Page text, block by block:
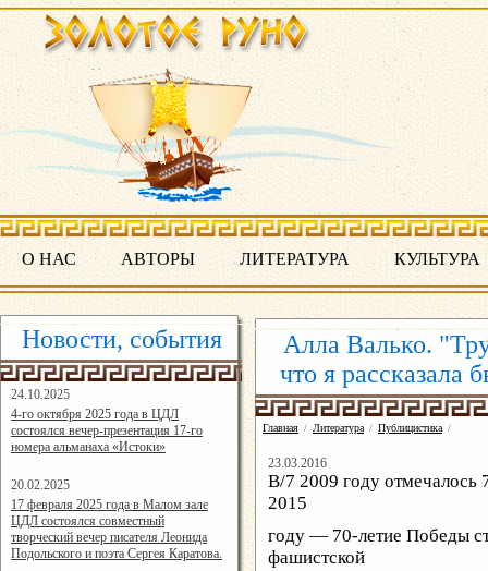
О НАС АВТОРЫ ЛИТЕРАТУРА КУЛЬТУРА
Новости, события
24.10.2025
16:19:07
4-го октября 2025 года в ЦДЛ
состоялся вечер-презентация 17-го
номера альманаха «Истоки»
20.02.2025
14:24:00
17 февраля 2025 года в Малом зале
ЦДЛ состоялся совместный
творческий вечер писателя Леонида
Подольского и поэта Сергея Каратова.
Алла Валько.
что я рассказала
Главная / Литература / Публицистика /
23.03.2016
В/7 2009 году отмечалось
2015
году — 70-летие Победы
фашистской